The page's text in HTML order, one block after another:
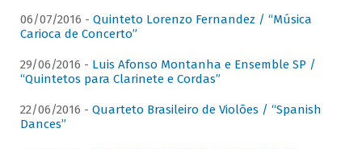
06/07/2016 - Quinteto Lorenzo Fernandez / “Música
Carioca de Concerto”
29/06/2016 - Luis Afonso Montanha e Ensemble SP /
“Quintetos para Clarinete e Cordas”
22/06/2016 - Quarteto Brasileiro de Violões / “Spanish
Dances”